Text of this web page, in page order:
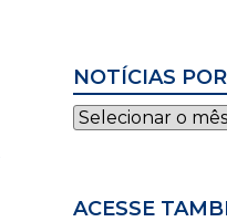
NOTÍCIAS
Notícias
por
ACESSE